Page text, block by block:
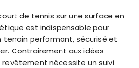
de tennis sur une surface en
est indispensable pour
terrain performant, sécurisé et
Contrairement aux idées
nécessite un suivi